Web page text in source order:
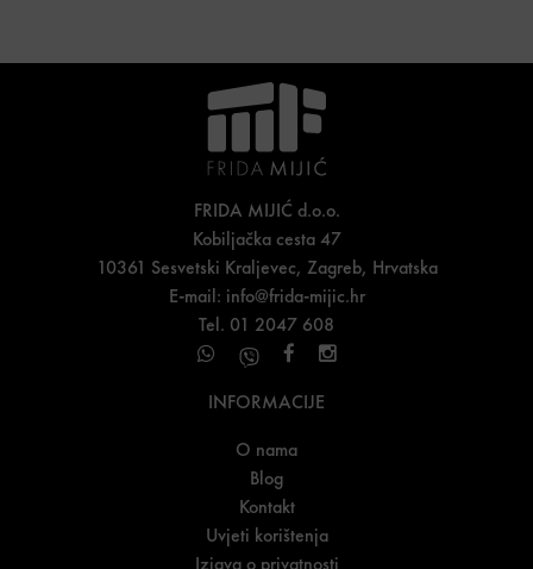
FRIDA MIJIĆ d.o.o.
Kobiljačka cesta 47
10361 Sesvetski Kraljevec, Zagreb, Hrvatska
E-mail: info@frida-mijic.hr
Tel. 01 2047 608
INFORMACIJE
O nama
Blog
Kontakt
Uvjeti korištenja